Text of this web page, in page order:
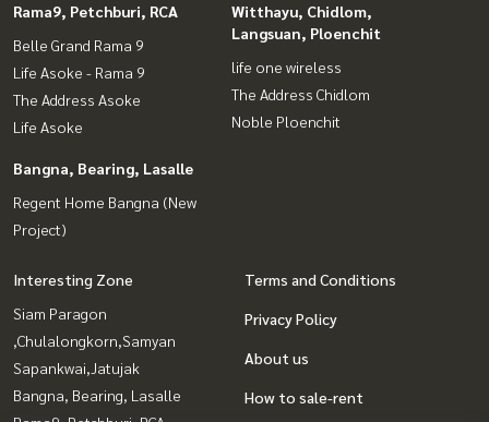
Rama9, Petchburi, RCA
Belle Grand Rama 9
Life Asoke - Rama 9
The Address Asoke
Life Asoke
Witthayu, Chidlom,
Langsuan, Ploenchit
life one wireless
The Address Chidlom
Noble Ploenchit
Bangna, Bearing, Lasalle
Regent Home Bangna (New
Project)
Interesting Zone
Siam Paragon
,Chulalongkorn,Samyan
Sapankwai,Jatujak
Bangna, Bearing, Lasalle
Terms and Conditions
Privacy Policy
About us
How to sale-rent